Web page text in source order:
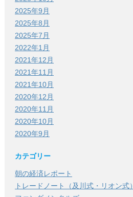
2025年9月
2025年8月
2025年7月
2022年1月
2021年12月
2021年11月
2021年10月
2020年12月
2020年11月
2020年10月
2020年9月
カテゴリー
朝の経済レポート
トレードノート（及川式・リオン式）